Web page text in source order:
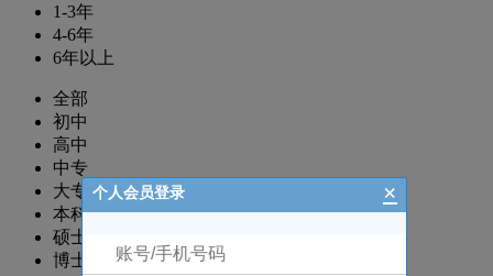
1-3年
4-6年
6年以上
全部
初中
高中
中专
大专
本科
硕士
博士
个人会员登录 ×